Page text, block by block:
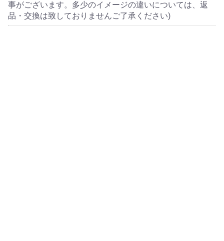
事がございます。多少のイメージの違いについては、返
品・交換は致しておりませんご了承ください)